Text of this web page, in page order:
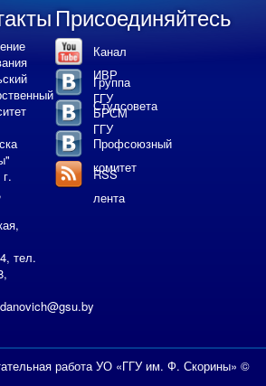
тел.
Присоединяйтесь
Канал
ИВР
ГГУ
Группа
Студсовета
ГГУ
БРСМ
Профсоюзный
комитет
RSS
лента
работа УО «ГГУ им. Ф. Скорины» ©